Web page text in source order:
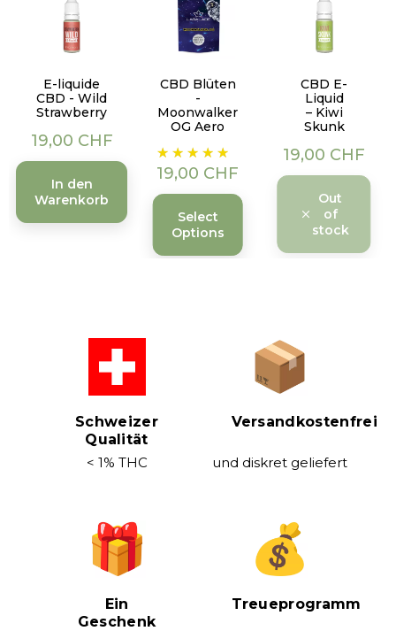
E-liquide
CBD - Wild
Strawberry
Preis
19,00 CHF
In den
Warenkorb
CBD Blüten
-
Moonwalker
OG Aero
Preis
19,00 CHF
Select
Options
CBD E-
Liquid
– Kiwi
Skunk
Preis
19,00 CHF
Out
of
stock
Schweizer
Qualität
< 1% THC
Versandkostenfrei
und diskret geliefert
Ein
Geschenk
Treueprogramm